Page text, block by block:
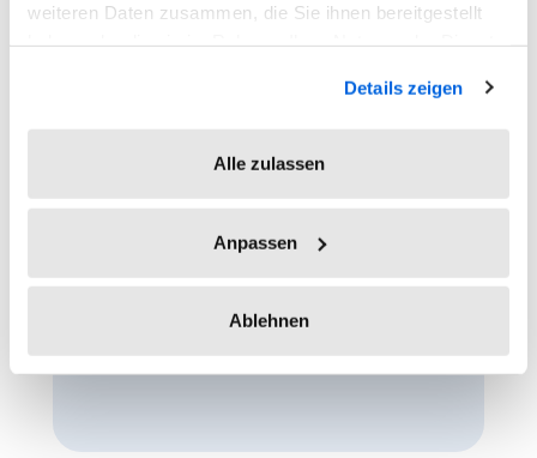
weiteren Daten zusammen, die Sie ihnen bereitgestellt
Details zeigen
Alle zulassen
Anpassen
Ablehnen
Pausen, Wege,
Dienstreisen
Mehr erfahren
Was zählt wirklich zur
Arbeitszeit?